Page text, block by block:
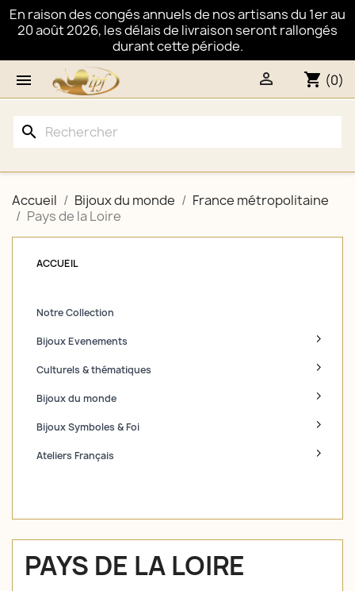
En raison des congés annuels de nos artisans du 1er au
20 août 2026, les délais de livraison seront rallongés
durant cette période.
 shopping_cart (0)

search
Accueil Bijoux du monde
France métropolitaine
Pays de la Loire
ACCUEIL
Notre Collection
Bijoux Evenements
Culturels & thématiques
Bijoux du monde
Bijoux Symboles & Foi
Ateliers Français
PAYS DE LA LOIRE